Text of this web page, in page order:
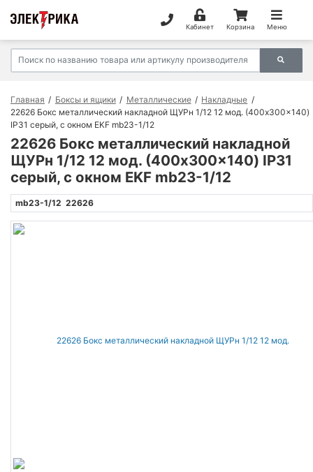
Кабинет Корзина Меню
Главная Боксы и ящики Металлические
Накладные
22626 Бокс металлический накладной ЩУРн 1/12 12 мод. (400x300x140)
IP31 серый, с окном EKF mb23-1/12
22626 Бокс металлический накладной
ЩУРн 1/12 12 мод. (400x300x140) IP31
серый, с окном EKF mb23-1/12
mb23-1/12 22626